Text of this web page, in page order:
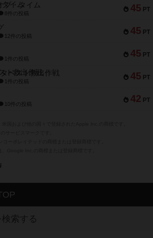
45 PT
ブ・タイム
8件の投稿
45 PT
12件の投稿
45 PT
1件の投稿
45 PT
ペスト救出作戦
1件の投稿
42 PT
10件の投稿
索する